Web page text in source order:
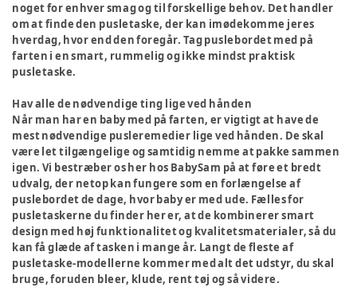
noget for enhver smag og til forskellige behov. Det handler
om at finde den pusletaske, der kan imødekomme jeres
hverdag, hvor end den foregår. Tag puslebordet med på
farten i en smart, rummelig og ikke mindst praktisk
pusletaske.
Hav alle de nødvendige ting lige ved hånden
Når man har en baby med på farten, er vigtigt at have de
mest nødvendige pusleremedier lige ved hånden. De skal
være let tilgængelige og samtidig nemme at pakke sammen
igen. Vi bestræber os her hos BabySam på at føre et bredt
udvalg, der netop kan fungere som en forlængelse af
puslebordet de dage, hvor baby er med ude. Fælles for
pusletaskerne du finder her er, at de kombinerer smart
design med høj funktionalitet og kvalitetsmaterialer, så du
kan få glæde af tasken i mange år. Langt de fleste af
pusletaske-modellerne kommer med alt det udstyr, du skal
bruge, foruden bleer, klude, rent tøj og så videre.